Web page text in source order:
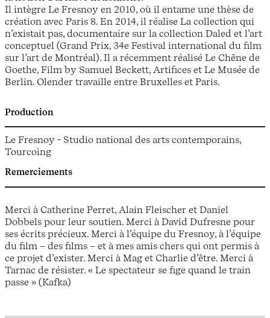
Il intègre Le Fresnoy en 2010, où il entame une thèse de
création avec Paris 8. En 2014, il réalise La collection qui
n’existait pas, documentaire sur la collection Daled et l’art
conceptuel (Grand Prix, 34e Festival international du film
sur l’art de Montréal). Il a récemment réalisé Le Chêne de
Goethe, Film by Samuel Beckett, Artifices et Le Musée de
Berlin. Olender travaille entre Bruxelles et Paris.
Production
Le Fresnoy - Studio national des arts contemporains,
Tourcoing
Remerciements
Merci à Catherine Perret, Alain Fleischer et Daniel
Dobbels pour leur soutien. Merci à David Dufresne pour
ses écrits précieux. Merci à l’équipe du Fresnoy, à l’équipe
du film – des films – et à mes amis chers qui ont permis à
ce projet d’exister. Merci à Mag et Charlie d’être. Merci à
Tarnac de résister. « Le spectateur se fige quand le train
passe » (Kafka)